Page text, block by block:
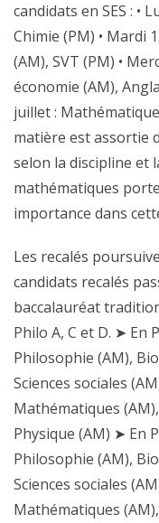
candidats en SES : •
Chimie (PM) • Mardi
(AM), SVT (PM) •
économie (AM),
juillet :
matière est assortie
selon la discipline et
mathématiques
importance dans
Les recalés
candidats recalés
baccalauréat
Philo A, C et D. ➤ En
Philosophie (AM),
Sciences sociales
Mathématiques
Physique (AM) ➤ En
Philosophie (AM),
Sciences sociales
Mathématiques